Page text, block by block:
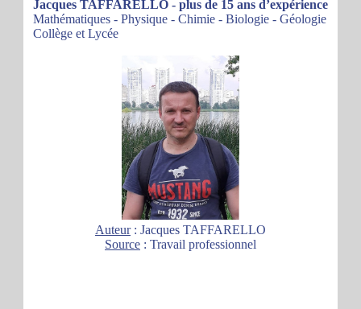
Jacques TAFFARELLO - plus de 15 ans d’expérience
Mathématiques - Physique - Chimie - Biologie - Géologie
Collège et Lycée
Auteur: Jacques TAFFARELLO
Source : Travail professionnel